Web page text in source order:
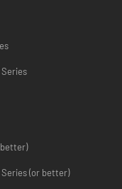
Reise, um sie zu retten
Während du
Kampfstilen und
zugreifen, um die
deine Attribute für die
Series
better)
Series (or better)